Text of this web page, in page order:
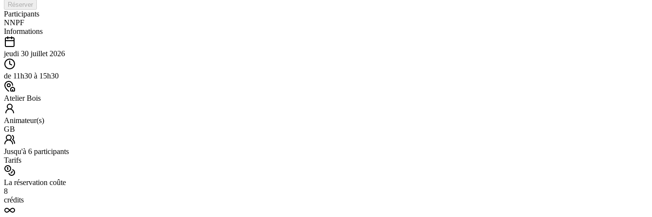
Réserver
Participants
NNPF
Informations
jeudi 30 juillet 2026
de 11h30 à 15h30
Atelier Bois
Animateur(s)
GB
Jusqu'à 6 participants
Tarifs
La réservation coûte
8
crédits